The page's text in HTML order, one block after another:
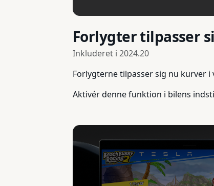
Forlygter tilpasser
Inkluderet i 2024.20
Forlygterne tilpasser sig nu kurver
Aktivér denne funktion i bilens